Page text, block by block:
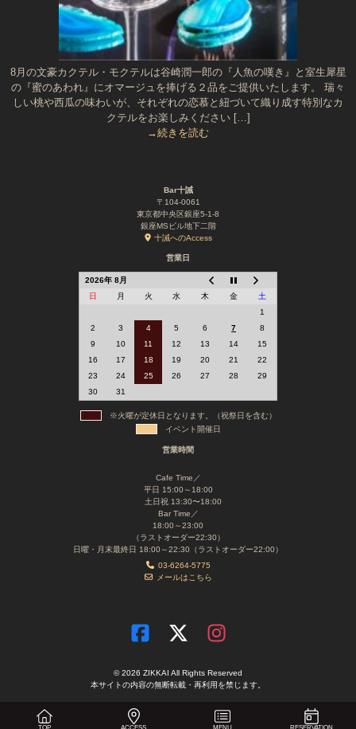
8月の文豪カクテル・モクテルは谷崎潤一郎の『人魚の嘆き』と室生犀星
の『蜜のあわれ』にオマージュを捧げる２品をご提供いたします。 瑞々
しい桃や西瓜の味わいが、それぞれの恋慕と紐づいて織り成す特別なカ
クテルをお楽しみください […]
→続きを読む
Bar十誡
〒104-0061
東京都中央区銀座5-1-8
銀座MSビル地下二階
十誡へのAccess
営業日
2026年 8月
日
月 火 水 木 金
土
1
2
3 4 5 6 7
8
9
10 11 12 13 14
15
16
17 18 19 20 21
22
23
24 25 26 27 28
29
30
31
※火曜が定休日となります。（祝祭日を含む）
イベント開催日
営業時間
Cafe Time／
平日 15:00～18:00
土日祝 13:30〜18:00
Bar Time／
18:00～23:00
（ラストオーダー22:30）
日曜・月末最終日 18:00～22:30（ラストオーダー22:00）
03-6264-5775
メールはこちら
© 2026 ZIKKAI All Rights Reserved
本サイトの内容の無断転載・再利用を禁じます。